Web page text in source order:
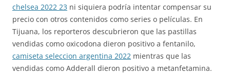
chelsea 2022 23 ni siquiera podría intentar compensar su
precio con otros contenidos como series o películas. En
Tijuana, los reporteros descubrieron que las pastillas
vendidas como oxicodona dieron positivo a fentanilo,
camiseta seleccion argentina 2022 mientras que las
vendidas como Adderall dieron positivo a metanfetamina.